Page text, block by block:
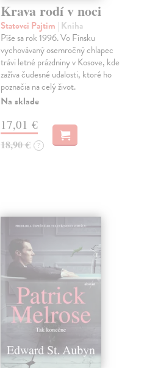
Krava rodí v noci
Statovci Pajtim | Kniha
Píše sa rok 1996. Vo Fínsku
vychovávaný osemročný chlapec
trávi letné prázdniny v Kosove, kde
zažíva čudesné udalosti, ktoré ho
poznačia na celý život.
Na sklade
17,01 €
18,90 € ?